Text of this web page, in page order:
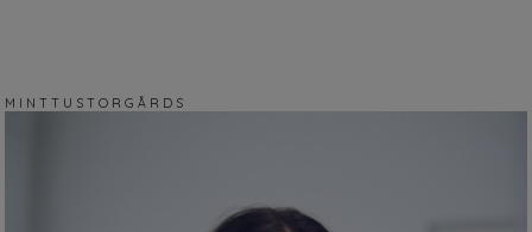
M I N T T U S T O R G Å R D S